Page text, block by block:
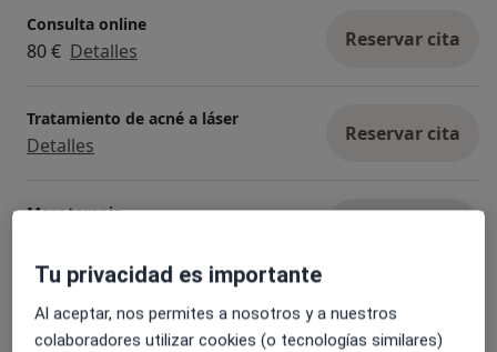
Consulta online
80 € Detalles Reservar cita
Tratamiento de acné a láser
Detalles Reservar cita
Mesoterapia
Peeling
Detalles Reservar cita
Tu privacidad es importante
Al aceptar, nos permites a nosotros y a nuestros
colaboradores utilizar cookies (o tecnologías similares)